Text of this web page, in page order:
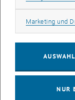
Das Büro für
und bittet um
Marketing und
NUR